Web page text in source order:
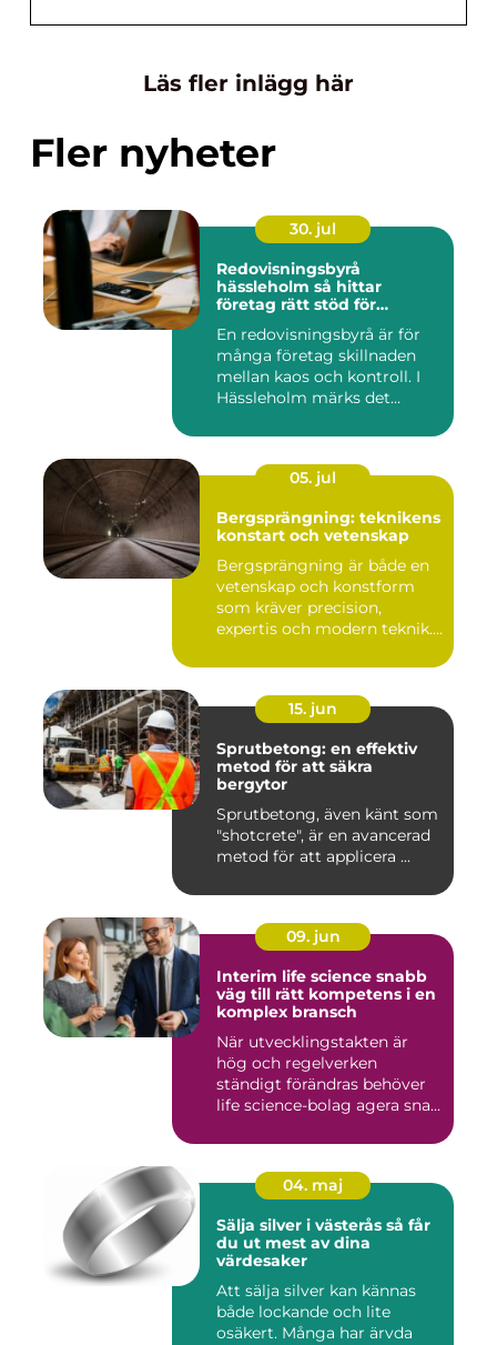
Läs fler inlägg här
Fler nyheter
30. jul
Redovisningsbyrå
hässleholm så hittar
företag rätt stöd för
En redovisningsbyrå är för
många företag skillnaden
mellan kaos och kontroll. I
Hässleholm märks det...
05. jul
Bergsprängning: teknikens
konstart och vetenskap
Bergsprängning är både en
vetenskap och konstform
som kräver precision,
expertis och modern teknik.
15. jun
Sprutbetong: en effektiv
metod för att säkra
bergytor
Sprutbetong, även känt som
"shotcrete", är en avancerad
metod för att applicera ...
09. jun
Interim life science snabb
väg till rätt kompetens i en
komplex bransch
När utvecklingstakten är
hög och regelverken
ständigt förändras behöver
life science-bolag agera sna...
04. maj
Sälja silver i västerås så får
du ut mest av dina
värdesaker
Att sälja silver kan kännas
både lockande och lite
osäkert. Många har ärvda